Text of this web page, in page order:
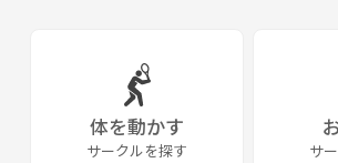
体を動かす
サークルを探す サ